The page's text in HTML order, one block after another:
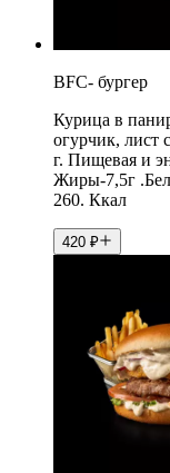
BFC- бургер
Курица в
огурчик, лист
г. Пищевая и
Жиры-7,5г
260. Ккал
420 ₽